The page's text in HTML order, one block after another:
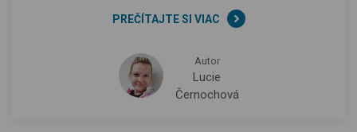
PREČÍTAJTE SI VIAC
Autor
Lucie
Černochová